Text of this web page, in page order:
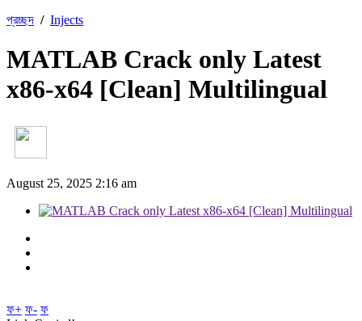
প্রচ্ছদ / Injects
MATLAB Crack only Latest
x86-x64 [Clean] Multilingual
August 25, 2025 2:16 am
ফ+ ফ- ফ